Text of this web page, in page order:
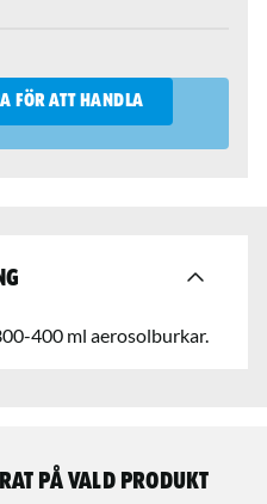
FÖR ATT HANDLA
400 ml aerosolburkar.
på vald produkt